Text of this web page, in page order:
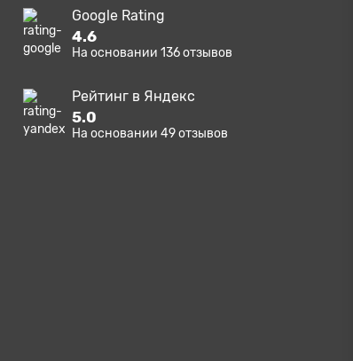
Google Rating
4.6
На основании 136отзывов
Рейтинг в Яндекс
5.0
На основании 49отзывов